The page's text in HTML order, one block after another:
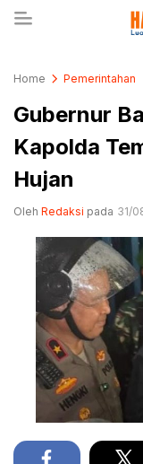
Ini
Home Pemerintahan
Gubernur
Kapolda
Hujan
Oleh Redaksi pada 31/